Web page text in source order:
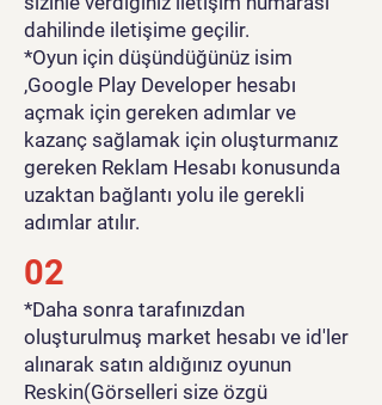
dahilinde iletişime geçilir.
*Oyun için düşündüğünüz isim
,Google Play Developer hesabı
açmak için gereken adımlar ve
kazanç sağlamak için oluşturmanız
gereken Reklam Hesabı konusunda
uzaktan bağlantı yolu ile gerekli
adımlar atılır.
02
*Daha sonra tarafınızdan
oluşturulmuş market hesabı ve id'ler
alınarak satın aldığınız oyunun
Reskin(Görselleri size özgü